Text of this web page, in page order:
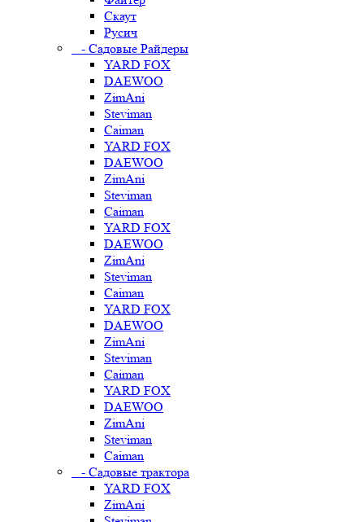
Скаут
Русич
- Садовые Райдеры
YARD FOX
DAEWOO
ZimAni
Steviman
Caiman
YARD FOX
DAEWOO
ZimAni
Steviman
Caiman
YARD FOX
DAEWOO
ZimAni
Steviman
Caiman
YARD FOX
DAEWOO
ZimAni
Steviman
Caiman
YARD FOX
DAEWOO
ZimAni
Steviman
Caiman
- Садовые трактора
YARD FOX
ZimAni